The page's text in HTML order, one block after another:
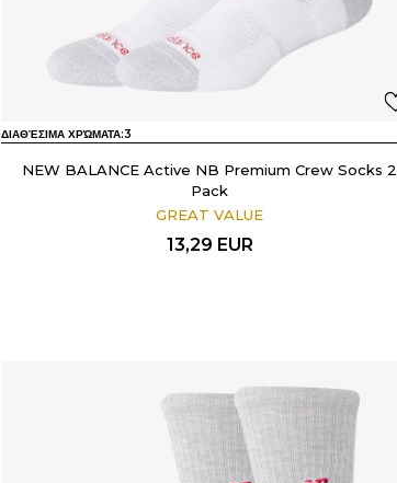
ΔΙΑΘΈΣΙΜΑ ΧΡΏΜΑΤΑ:3
NEW BALANCE Active NB Premium Crew Socks 2
Pack
GREAT VALUE
13,29 EUR